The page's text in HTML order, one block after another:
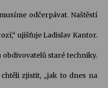
odčerpávat. Naštěstí
ujišťuje Ladislav Kantor.
obdivovatelů staré techniky.
zjistit, „jak to dnes na